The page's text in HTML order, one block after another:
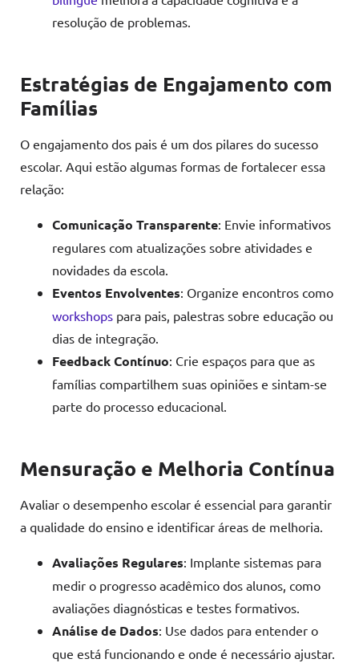
resolução de problemas.
Estratégias de Engajamento com
Famílias
O engajamento dos pais é um dos pilares do sucesso
escolar. Aqui estão algumas formas de fortalecer essa
relação:
Comunicação Transparente: Envie informativos
regulares com atualizações sobre atividades e
novidades da escola.
Eventos Envolventes: Organize encontros como
workshops para pais, palestras sobre educação ou
dias de integração.
Feedback Contínuo: Crie espaços para que as
famílias compartilhem suas opiniões e sintam-se
parte do processo educacional.
Mensuração e Melhoria Contínua
Avaliar o desempenho escolar é essencial para garantir
a qualidade do ensino e identificar áreas de melhoria.
Avaliações Regulares: Implante sistemas para
medir o progresso acadêmico dos alunos, como
avaliações diagnósticas e testes formativos.
Análise de Dados: Use dados para entender o
que está funcionando e onde é necessário ajustar.